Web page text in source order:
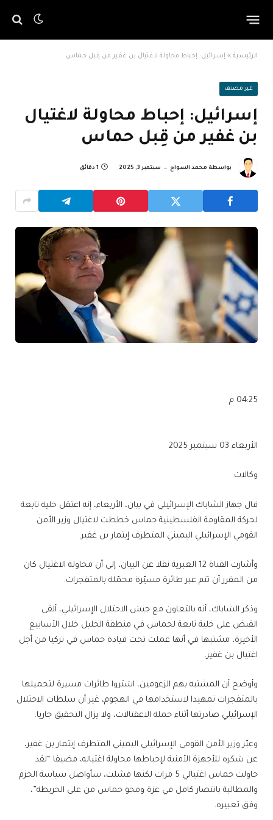
الرئيسية » إسرائيل: إحباط محاولة لاغتيال بن غفير من قِبل حماس
غير مصنف
إسرائيل: إحباط محاولة لاغتيال
بن غفير من قِبل حماس
بواسطة محمد السواح سبتمبر 3, 2025 1 دقائق
04:25 م
الأربعاء 03 سبتمبر 2025
وكالات
قال جهاز الشاباك الإسرائيلي في بيان، الأربعاء، إنه اعتقل خلية تابعة
لحركة المقاومة الفلسطينية حماس خططت لاغتيال وزير الأمن
القومي الإسرائيلي اليميني المتطرف إيتمار بن غفير.
وأشارت القناة 12 العبرية نقلا عن البيان، إلى أن محاولة الاغتيال كان
من المقرر أن تتم عبر طائرة مسيّرة محمّلة بالمتفجرات.
وذكر الشاباك، أنه بالتعاون مع جيش الاحتلال الإسرائيلي، ألقى
القبض على خلية تابعة لحماس في منطقة الخليل خلال الأسابيع
الأخيرة، مشتبها في أنها عملت تحت قيادة حماس في تركيا من أجل
اغتيال بن غفير.
وأوضح أن المشتبه بهم الزعومين، اشتروا طائرات مسيرة لتحميلها
بالمتفجرات تمهيدا لاستخدامها في الهجوم، غير أن سلطات الاحتلال
الإسرائيلي صادرتها أثناء حملة الاعقتالات، ولا يزال التحقيق جاريا.
وعبّر وزير الأمن القومي الإسرائيلي اليميني المتطرف إيتمار بن غفير،
عن شكره للأجهزة الأمنية لإحباطها محاولة اغتياله، مضيفا “لقد
حاولت حماس اغتيالي 5 مرات لكنها فشلت، سأواصل سياسة الحزم
والمطالبة بانتصار كامل في غزة ومحو حماس من على الخريطة”،
وفق تعبيره.